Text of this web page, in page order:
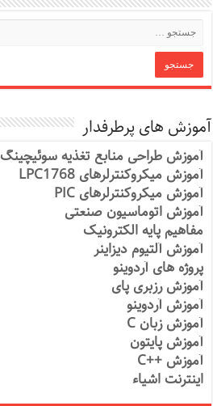
آموزش های پرطرفدار
آموزش طراحی منابع تغذیه سوئیچینگ
آموزش میکروکنترلرهای LPC1768
آموزش میکروکنترلرهای PIC
آموزش اتوماسیون صنعتی
مفاهیم پایه الکترونیک
آموزش آلتیوم دیزاینر
پروژه های آردوینو
آموزش رزبری پای
آموزش آردوینو
آموزش زبان C
آموزش پایتون
آموزش ++C
اینترنت اشیاء